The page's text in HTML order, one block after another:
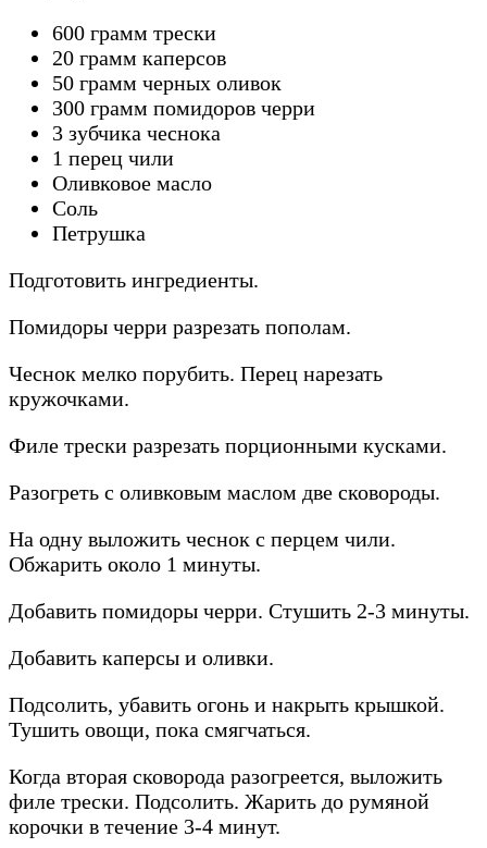
600 грамм трески
20 грамм каперсов
50 грамм черных оливок
300 грамм помидоров черри
3 зубчика чеснока
1 перец чили
Оливковое масло
Соль
Петрушка
Подготовить ингредиенты.
Помидоры черри разрезать пополам.
Чеснок мелко порубить. Перец нарезать
кружочками.
Филе трески разрезать порционными кусками.
Разогреть с оливковым маслом две сковороды.
На одну выложить чеснок с перцем чили.
Обжарить около 1 минуты.
Добавить помидоры черри. Стушить 2-3 минуты.
Добавить каперсы и оливки.
Подсолить, убавить огонь и накрыть крышкой.
Тушить овощи, пока смягчаться.
Когда вторая сковорода разогреется, выложить
филе трески. Подсолить. Жарить до румяной
корочки в течение 3-4 минут.